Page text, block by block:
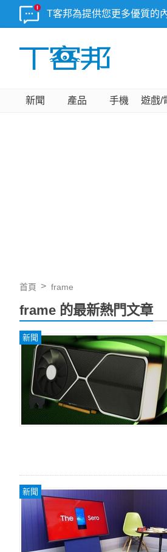
T客邦為提供您更多優質的
新聞 產品 手機 遊戲/
首頁 frame
frame 的最新熱門文章
新聞
新聞